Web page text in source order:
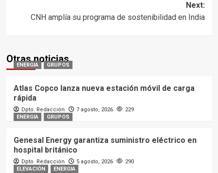
Next:
CNH amplía su programa de sostenibilidad en India
Otras noticias
ENERGIA GRUPOS
Atlas Copco lanza nueva estación móvil de carga
rápida
Dpto. Redacción 7 agosto, 2026
229
ENERGIA
GRUPOS
Genesal Energy garantiza suministro eléctrico en
hospital británico
Dpto. Redacción 5 agosto, 2026
290
ELEVACIÓN
ENERGIA